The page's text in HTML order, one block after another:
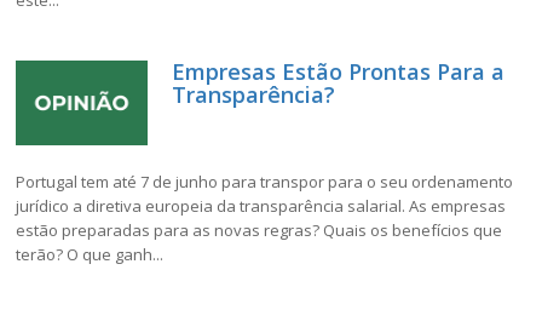
Empresas Estão Prontas Para a
Transparência?
Portugal tem até 7 de junho para transpor para o seu ordenamento
jurídico a diretiva europeia da transparência salarial. As empresas
estão preparadas para as novas regras? Quais os benefícios que
terão? O que ganh...